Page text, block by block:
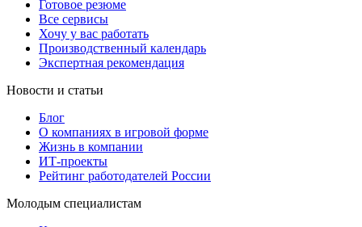
Готовое резюме
Все сервисы
Хочу у вас работать
Производственный календарь
Экспертная рекомендация
Новости и статьи
Блог
О компаниях в игровой форме
Жизнь в компании
ИТ-проекты
Рейтинг работодателей России
Молодым специалистам